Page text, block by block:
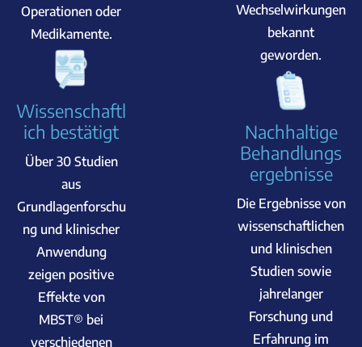
Operationen oder
Medikamente.
Wissenschaftl
ich bestätigt
Über 30 Studien
aus
Grundlagenforschu
ng und klinischer
Anwendung
zeigen positive
Effekte von
MBST® bei
verschiedenen
Wechselwirkungen
bekannt
geworden.
Nachhaltige
Behandlungs
ergebnisse
Die Ergebnisse von
wissenschaftlichen
und klinischen
Studien sowie
jahrelanger
Forschung und
Erfahrung im